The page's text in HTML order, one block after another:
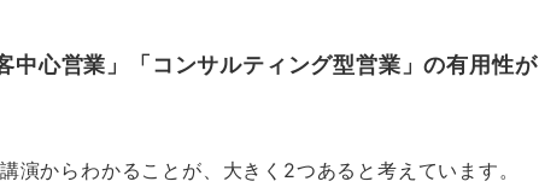
中心営業」「コンサルティング型営業」の有用性が
演からわかることが、大きく2つあると考えています。